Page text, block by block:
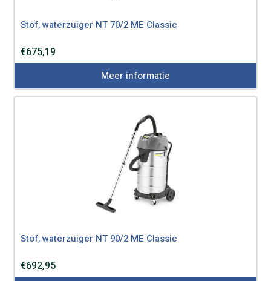
Stof, waterzuiger NT 70/2 ME Classic
€675,19
Meer informatie
Stof, waterzuiger NT 90/2 ME Classic
€692,95